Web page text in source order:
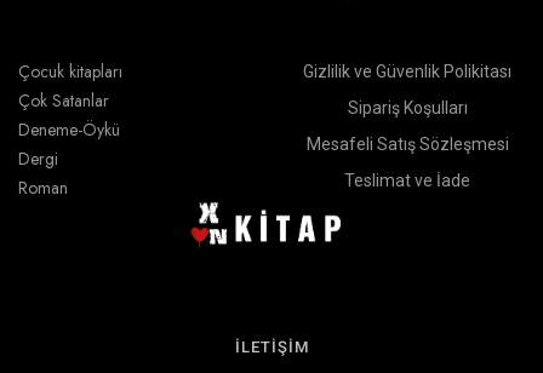
Çocuk kitapları
Çok Satanlar
Deneme-Öykü
Dergi
Roman
Gizlilik ve Güvenlik Polikitası
Sipariş Koşulları
Mesafeli Satış Sözleşmesi
Teslimat ve İade
İLETİŞİM